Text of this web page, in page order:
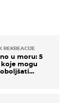
REKREACIJE
u moru: 5
mogu